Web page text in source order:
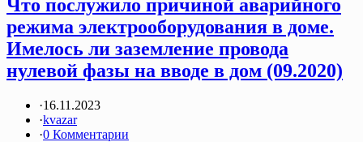
Что послужило причиной аварийного
режима электрооборудования в доме.
Имелось ли заземление провода
нулевой фазы на вводе в дом (09.2020)
·16.11.2023
·kvazar
·0 Комментарии